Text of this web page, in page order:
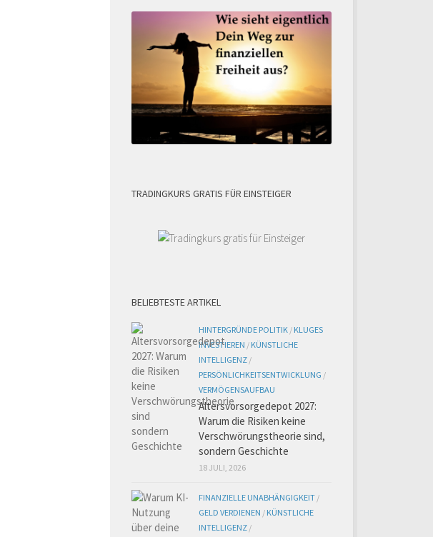
TRADINGKURS GRATIS FÜR EINSTEIGER
BELIEBTESTE ARTIKEL
HINTERGRÜNDE POLITIK / KLUGES
INVESTIEREN / KÜNSTLICHE
INTELLIGENZ /
PERSÖNLICHKEITSENTWICKLUNG /
VERMÖGENSAUFBAU
Altersvorsorgedepot 2027:
Warum die Risiken keine
Verschwörungstheorie sind,
sondern Geschichte
18 JULI, 2026
FINANZIELLE UNABHÄNGIGKEIT /
GELD VERDIENEN / KÜNSTLICHE
INTELLIGENZ /